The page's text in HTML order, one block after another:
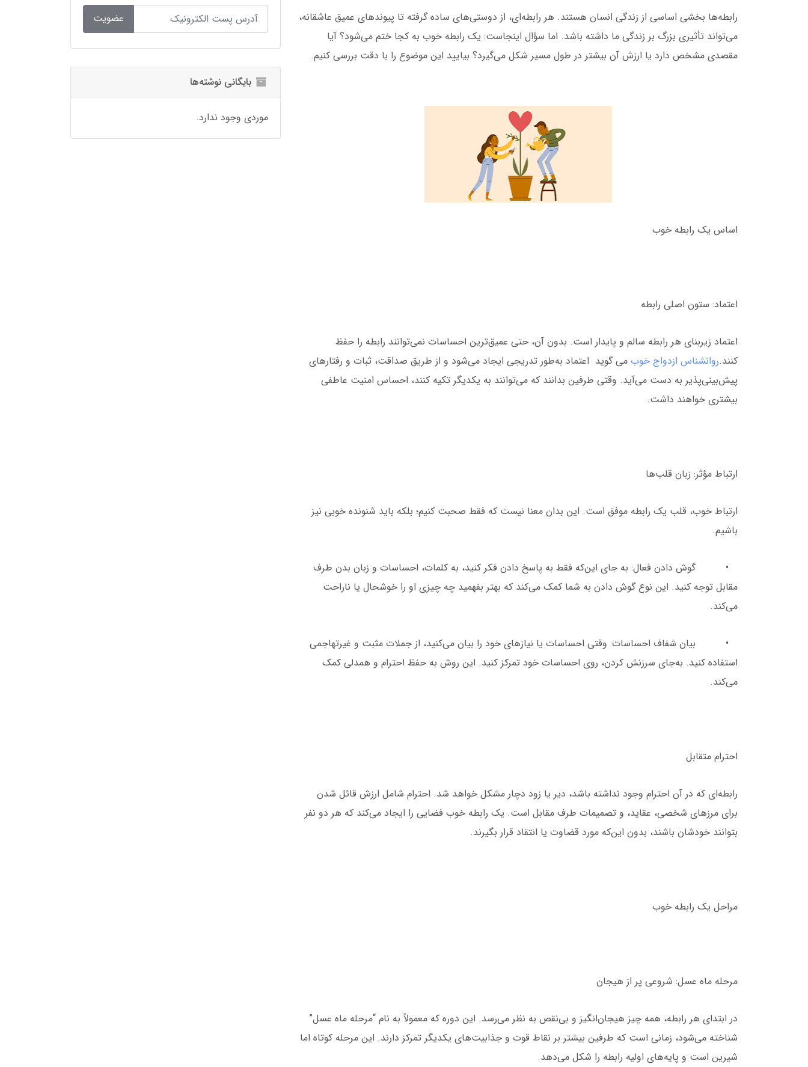
رابطه‌ها بخشی اساسی از زندگی انسان هستند. هر رابطه‌ای، از دوستی‌های ساده گرفته تا پیوندهای عمیق عاشقانه،
می‌تواند تأثیری بزرگ بر زندگی ما داشته باشد. اما سؤال اینجاست: یک رابطه خوب به کجا ختم می‌شود؟ آیا
مقصدی مشخص دارد یا ارزش آن بیشتر در طول مسیر شکل می‌گیرد؟ بیایید این موضوع را با دقت بررسی کنیم.
اساس یک رابطه خوب
اعتماد: ستون اصلی رابطه
اعتماد زیربنای هر رابطه سالم و پایدار است. بدون آن، حتی عمیق‌ترین احساسات نمی‌توانند رابطه را حفظ
کنند.روانشناس ازدواج خوب می گوید اعتماد به‌طور تدریجی ایجاد می‌شود و از طریق صداقت، ثبات و رفتارهای
پیش‌بینی‌پذیر به دست می‌آید. وقتی طرفین بدانند که می‌توانند به یکدیگر تکیه کنند، احساس امنیت عاطفی
بیشتری خواهند داشت.
ارتباط مؤثر: زبان قلب‌ها
ارتباط خوب، قلب یک رابطه موفق است. این بدان معنا نیست که فقط صحبت کنیم؛ بلکه باید شنونده خوبی نیز
باشیم.
• گوش دادن فعال: به جای این‌که فقط به پاسخ دادن فکر کنید، به کلمات، احساسات و زبان بدن طرف
مقابل توجه کنید. این نوع گوش دادن به شما کمک می‌کند که بهتر بفهمید چه چیزی او را خوشحال یا ناراحت
می‌کند.
• بیان شفاف احساسات: وقتی احساسات یا نیازهای خود را بیان می‌کنید، از جملات مثبت و غیرتهاجمی
استفاده کنید. به‌جای سرزنش کردن، روی احساسات خود تمرکز کنید. این روش به حفظ احترام و همدلی کمک
می‌کند.
احترام متقابل
رابطه‌ای که در آن احترام وجود نداشته باشد، دیر یا زود دچار مشکل خواهد شد. احترام شامل ارزش قائل شدن
برای مرزهای شخصی، عقاید، و تصمیمات طرف مقابل است. یک رابطه خوب فضایی را ایجاد می‌کند که هر دو نفر
بتوانند خودشان باشند، بدون این‌که مورد قضاوت یا انتقاد قرار بگیرند.
مراحل یک رابطه خوب
مرحله ماه عسل: شروعی پر از هیجان
در ابتدای هر رابطه، همه چیز هیجان‌انگیز و بی‌نقص به نظر می‌رسد. این دوره که معمولاً به نام “مرحله ماه عسل”
شناخته می‌شود، زمانی است که طرفین بیشتر بر نقاط قوت و جذابیت‌های یکدیگر تمرکز دارند. این مرحله کوتاه اما
شیرین است و پایه‌های اولیه رابطه را شکل می‌دهد.
عضویت
بایگانی نوشته‌ها
موردی وجود ندارد.